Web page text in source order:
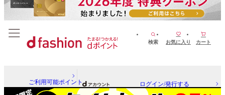
検索 お気に入り カート
ご利用可能ポイント ログイン/発行する